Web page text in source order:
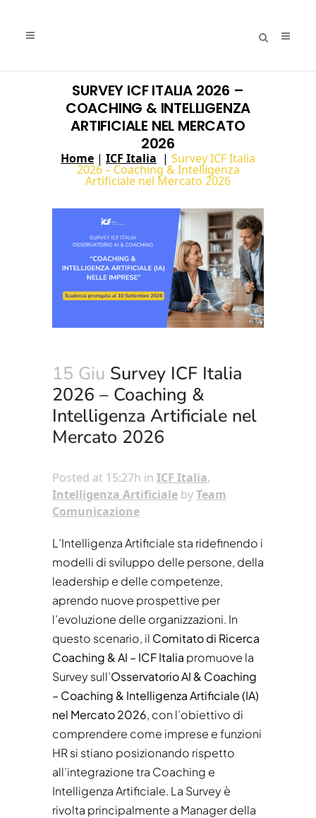
SURVEY ICF ITALIA 2026 –
COACHING & INTELLIGENZA
ARTIFICIALE NEL MERCATO
2026
Home | ICF Italia | Survey ICF Italia
2026 – Coaching & Intelligenza
Artificiale nel Mercato 2026
15 Giu Survey ICF Italia
2026 – Coaching &
Intelligenza Artificiale nel
Mercato 2026
Posted at 15:27h in ICF Italia,
Intelligenza Artificiale byTeam
Comunicazione
L’Intelligenza Artificiale sta ridefinendo i
modelli di sviluppo delle persone, della
leadership e delle competenze,
aprendo nuove prospettive per
l’evoluzione delle organizzazioni. In
questo scenario, il Comitato di Ricerca
Coaching & AI – ICF Italia promuove la
Survey sull’Osservatorio AI & Coaching
– Coaching & Intelligenza Artificiale (IA)
nel Mercato 2026, con l’obiettivo di
comprendere come imprese e funzioni
HR si stiano posizionando rispetto
all’integrazione tra Coaching e
Intelligenza Artificiale. La Survey è
rivolta principalmente a Manager della